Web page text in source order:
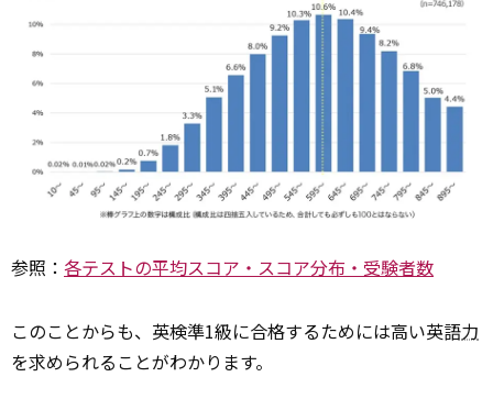
参照： 各テストの平均スコア・スコア分布・受験者数
このことからも、英検準1級に合格するためには高い英語力
を求められることがわかります。